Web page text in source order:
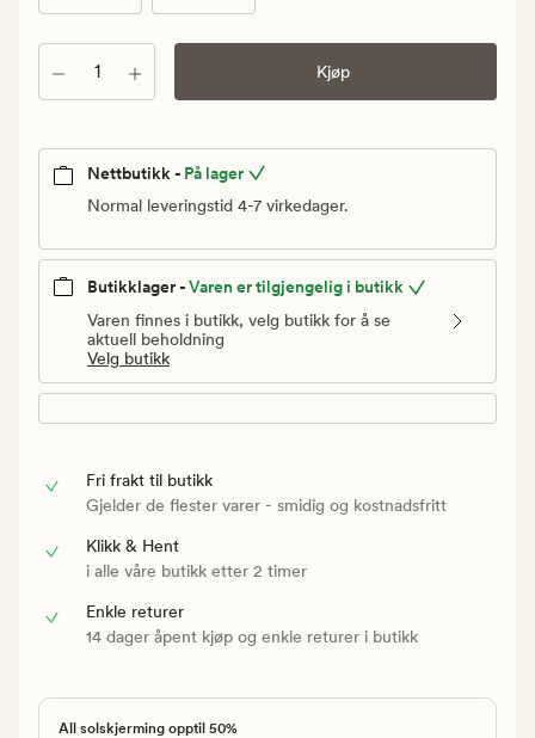
Antall Kjøp
Nettbutikk - På lager
Normal leveringstid 4-7 virkedager.
Butikklager -Varen er tilgjengelig i butikk
Varen finnes i butikk, velg butikk for å se
aktuell beholdning
Velg butikk
Fri frakt til butikk
Gjelder de flester varer - smidig og kostnadsfritt
Klikk & Hent
i alle våre butikk etter 2 timer
Enkle returer
14 dager åpent kjøp og enkle returer i butikk
All solskjerming opptil 50%